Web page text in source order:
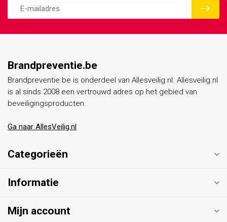
Brandpreventie.be
Brandpreventie.be is onderdeel van Allesveilig.nl. Allesveilig.nl
is al sinds 2008 een vertrouwd adres op het gebied van
beveiligingsproducten.
Ga naar AllesVeilig.nl
Categorieën
Informatie
Mijn account